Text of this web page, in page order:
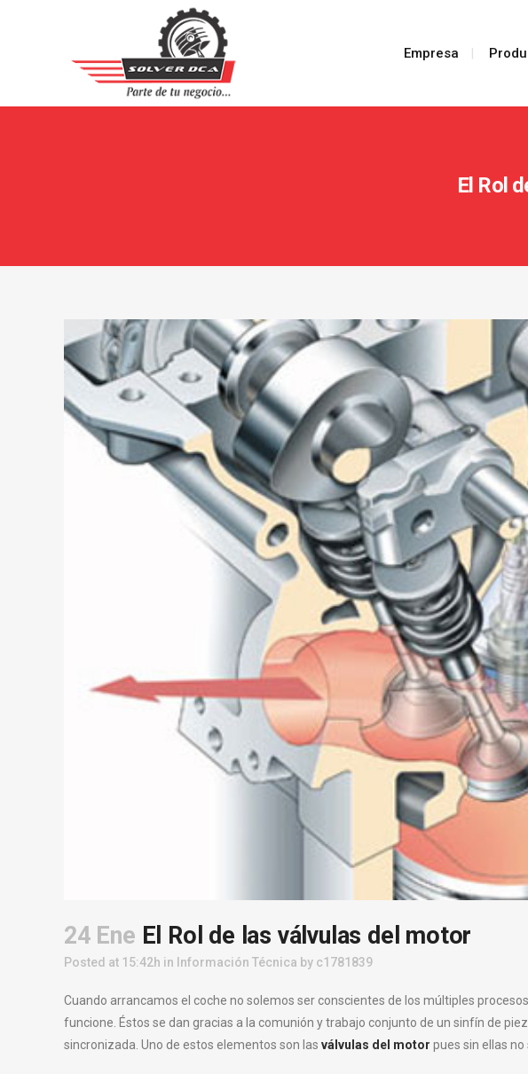
Empresa
El Rol
24 Ene El Rol de las válvulas del motor
Posted at 15:42h in Información Técnica by c1781839
Cuando arrancamos el coche no solemos ser conscientes de los múltiples
funcione. Éstos se dan gracias a la comunión y trabajo conjunto de un sinfín de
sincronizada. Uno de estos elementos son las válvulas del motor pues sin ellas